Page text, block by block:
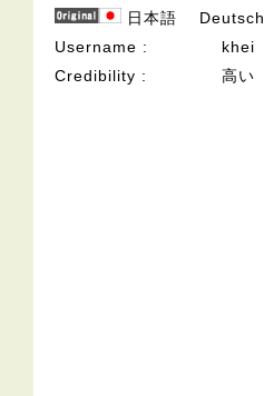
日本語 Deutsch
Username
khei
Credibility
高い